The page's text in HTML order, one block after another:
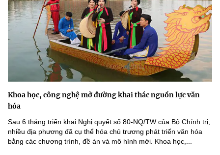
Khoa học, công nghệ mở đường khai thác nguồn lực văn
hóa
Sau 6 tháng triển khai Nghị quyết số 80-NQ/TW của Bộ Chính trị,
nhiều địa phương đã cụ thể hóa chủ trương phát triển văn hóa
bằng các chương trình, đề án và mô hình mới. Khoa học,...